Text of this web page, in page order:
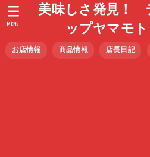
美味しさ発見！
ップヤマモ
お店情報 商品情報 店長日記
MENU